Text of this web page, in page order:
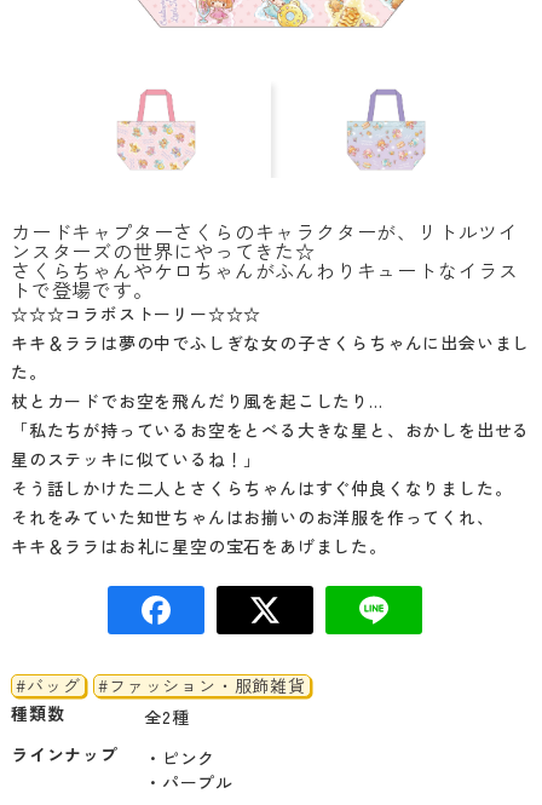
カードキャプターさくらのキャラクターが、リトルツイ
ンスターズの世界にやってきた☆
さくらちゃんやケロちゃんがふんわりキュートなイラス
トで登場です。
☆☆☆コラボストーリー☆☆☆
キキ＆ララは夢の中でふしぎな女の子さくらちゃんに出会いまし
た。
杖とカードでお空を飛んだり風を起こしたり…
「私たちが持っているお空をとべる大きな星と、おかしを出せる
星のステッキに似ているね！」
そう話しかけた二人とさくらちゃんはすぐ仲良くなりました。
それをみていた知世ちゃんはお揃いのお洋服を作ってくれ、
キキ＆ララはお礼に星空の宝石をあげました。
#バッグ
#ファッション・服飾雑貨
種類数
全2種
ラインナップ
・ピンク
・パープル